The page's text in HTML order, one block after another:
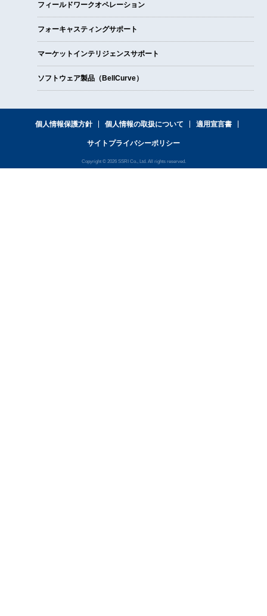
フィールドワークオペレーション
フォーキャスティングサポート
マーケットインテリジェンスサポート
ソフトウェア製品（BellCurve）
個人情報保護方針 個人情報の取扱について 適用宣言書
サイトプライバシーポリシー
Copyright © 2026 SSRI Co., Ltd. All rights reserved.